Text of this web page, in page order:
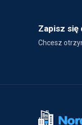
Zapisz się
Chcesz